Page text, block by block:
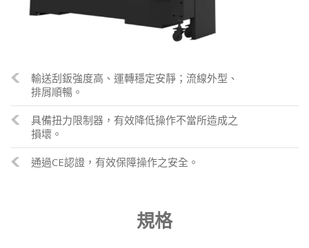
輸送刮鈑強度高、運轉穩定安靜；流線外型、
排屑順暢。
具備扭力限制器，有效降低操作不當所造成之
損壞。
通過CE認證，有效保障操作之安全。
規格